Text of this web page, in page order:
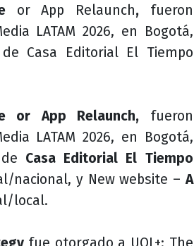
or App Relaunch,fueron
LATAM 2026, en Bogotá,
Casa Editorial El Tiempo
or App Relaunch, fueron
LATAM 2026, en Bogotá,
Casa Editorial El Tiempo
nacional, y New website –A
local.